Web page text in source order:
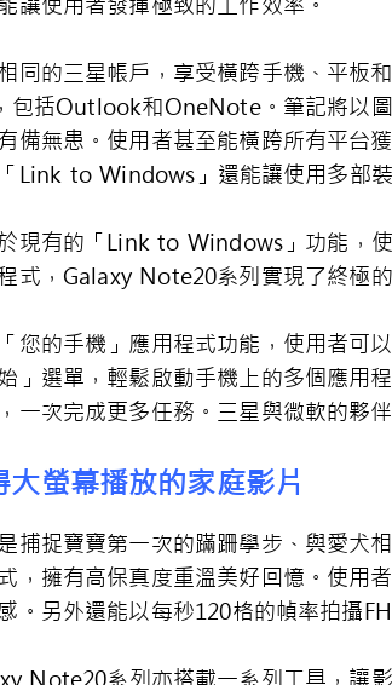
同的三星帳戶，享受橫跨手機、平
包括Outlook和OneNote。筆記將以
備無患。使用者甚至能橫跨所有平台
Link to Windows」還能讓使用多部
現有的「Link to Windows」功能，
式，Galaxy Note20系列實現了終極
您的手機」應用程式功能，使用者可
始」選單，輕鬆啟動手機上的多個應
一次完成更多任務。三星與微軟的夥
大螢幕播放的家庭影片
捕捉寶寶第一次的蹣跚學步、與愛犬
，擁有高保真度重溫美好回憶。使用
。另外還能以每秒120格的幀率拍攝